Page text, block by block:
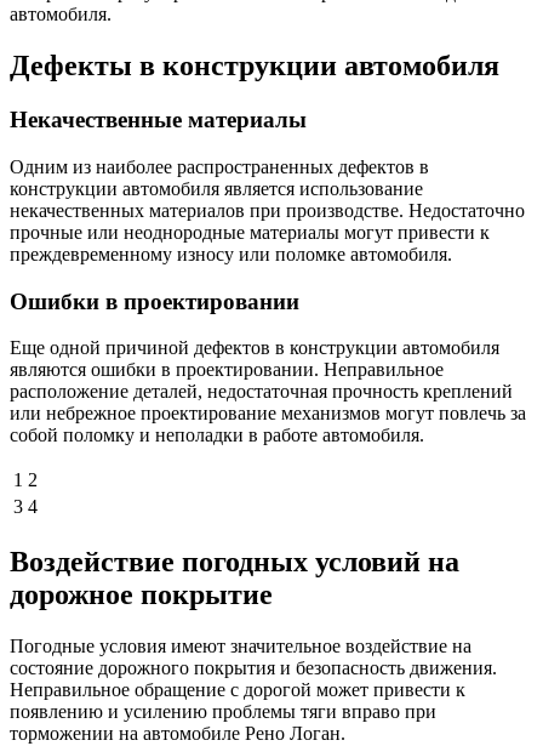
автомобиля.
Дефекты в конструкции автомобиля
Некачественные материалы
Одним из наиболее распространенных дефектов в
конструкции автомобиля является использование
некачественных материалов при производстве. Недостаточно
прочные или неоднородные материалы могут привести к
преждевременному износу или поломке автомобиля.
Ошибки в проектировании
Еще одной причиной дефектов в конструкции автомобиля
являются ошибки в проектировании. Неправильное
расположение деталей, недостаточная прочность креплений
или небрежное проектирование механизмов могут повлечь за
собой поломку и неполадки в работе автомобиля.
1 2
3 4
Воздействие погодных условий на
дорожное покрытие
Погодные условия имеют значительное воздействие на
состояние дорожного покрытия и безопасность движения.
Неправильное обращение с дорогой может привести к
появлению и усилению проблемы тяги вправо при
торможении на автомобиле Рено Логан.